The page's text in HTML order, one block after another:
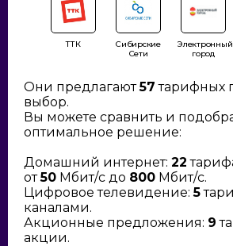
ТТК
Сибирские
Сети
Электронный
город
Они предлагают57 тарифных
выбор.
Вы можете сравнить и
оптимальное решение:
Домашний интернет: 22
от50 Мбит/с до 800 Мбит/с.
Цифровое телевидение:5
каналами.
Акционные предложения: 9
акции.